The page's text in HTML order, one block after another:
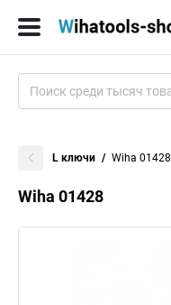
L ключи Wiha 01428
Wiha 01428